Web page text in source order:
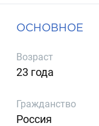
ОСНОВНОЕ
Возраст
23 года
Гражданство
Россия